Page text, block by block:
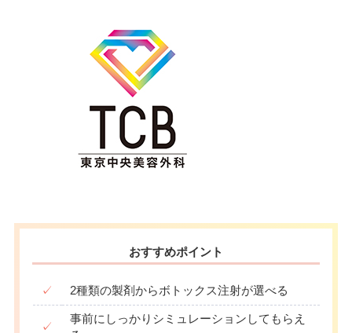
おすすめポイント
✓ 2種類の製剤からボトックス注射が選べる
✓
事前にしっかりシミュレーションしてもらえ